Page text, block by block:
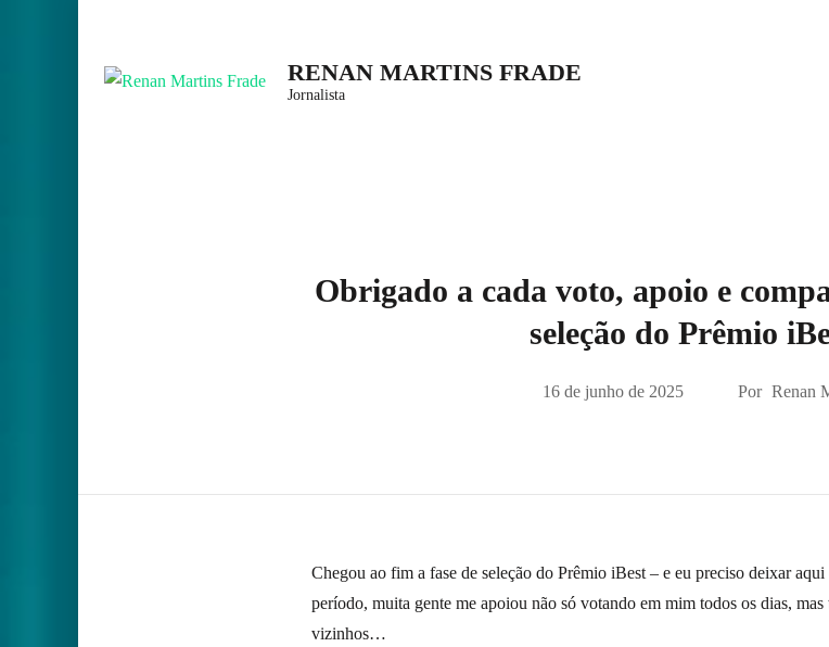
content
RENAN MARTINS FRADE
Jornalista
Obrigado a cada voto, apoio e
seleção do Prêmio
16 de junho de 2025 Por Renan
Chegou ao fim a fase de seleção do Prêmio iBest – e eu preciso deixar
período, muita gente me apoiou não só votando em mim todos os dias,
vizinhos…